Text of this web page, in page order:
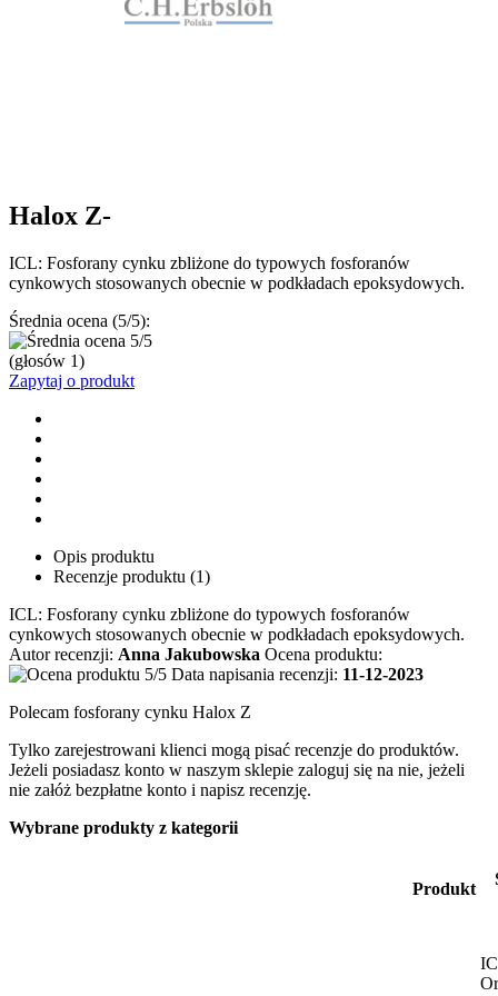
Halox Z-
ICL: Fosforany cynku zbliżone do typowych fosforanów
cynkowych stosowanych obecnie w podkładach epoksydowych.
Średnia ocena (5/5):
(głosów 1)
Zapytaj o produkt
Opis produktu
Recenzje produktu (1)
ICL: Fosforany cynku zbliżone do typowych fosforanów
cynkowych stosowanych obecnie w podkładach epoksydowych.
Autor recenzji: Anna Jakubowska Ocena produktu:
Data napisania recenzji: 11-12-2023
Polecam fosforany cynku Halox Z
Tylko zarejestrowani klienci mogą pisać recenzje do produktów.
Jeżeli posiadasz konto w naszym sklepie zaloguj się na nie, jeżeli
nie załóż bezpłatne konto i napisz recenzję.
Wybrane produkty z kategorii
Produkt